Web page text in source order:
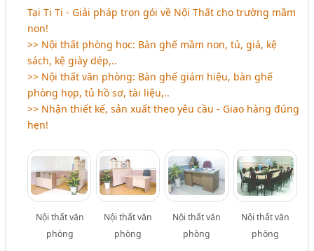
Tại Ti Ti - Giải pháp trọn gói về Nội Thất cho trường mầm
non!
>> Nội thất phòng học: Bàn ghế mầm non, tủ, giá, kệ
sách, kệ giày dép,..
>> Nội thất văn phòng: Bàn ghế giám hiệu, bàn ghế
phòng họp, tủ hồ sơ, tài liệu,..
>> Nhận thiết kế, sản xuất theo yêu cầu - Giao hàng đúng
hẹn!
Nội thất văn
phòng
Nội thất văn
phòng
Nội thất văn
phòng
Nội thất văn
phòng